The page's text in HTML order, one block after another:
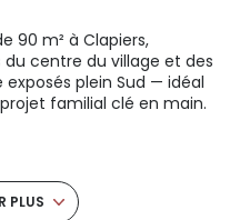
90 m² à Clapiers,
centre du village et des
plein Sud — idéal
familial clé en main.
PLUS